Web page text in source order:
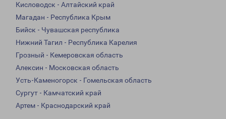
Кисловодск - Алтайский край
Магадан - Республика Крым
Бийск - Чувашская республика
Нижний Тагил - Республика Карелия
Грозный - Кемеровская область
Алексин - Московская область
Усть-Каменогорск - Гомельская область
Сургут - Камчатский край
Артем - Краснодарский край